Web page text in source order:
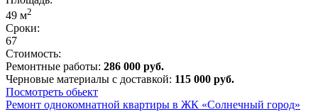
49 м2
Сроки:
67
Стоимость:
Ремонтные работы: 286 000 руб.
Черновые материалы с доставкой: 115 000 руб.
Посмотреть обьект
Ремонт однокомнатной квартиры в ЖК «Солнечный город»